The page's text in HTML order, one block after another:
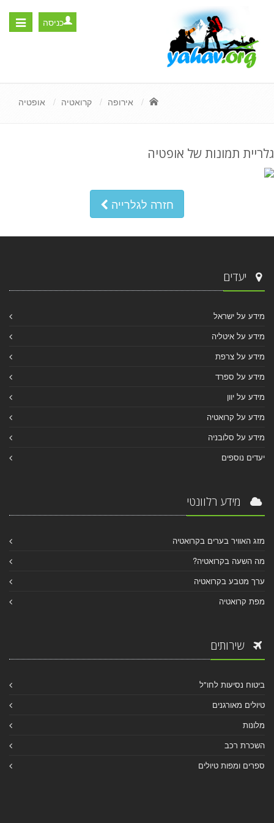
Toggle
כניסה
אירופה קרואטיה אופטיה
גלריית תמונות של אופטיה
חזרה לגלרייה
יעדים
מידע על ישראל
מידע על איטליה
מידע על צרפת
מידע על ספרד
מידע על יוון
מידע על קרואטיה
מידע על סלובניה
יעדים נוספים
מידע רלוונטי
מזג האוויר בערים בקרואטיה
מה השעה בקרואטיה?
ערך מטבע בקרואטיה
מפת קרואטיה
שירותים
ביטוח נסיעות לחו"ל
טיולים מאורגנים
מלונות
השכרת רכב
ספרים ומפות טיולים